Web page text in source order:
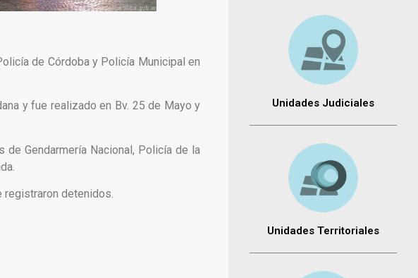
de Córdoba y Policía Municipal en
y fue realizado en Bv. 25 de Mayo y
Gendarmería Nacional, Policía de la
registraron detenidos.
Unidades Judiciales
Unidades Territoriales